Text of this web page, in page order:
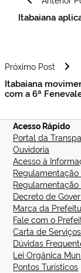
deItabaiana
Próximo Post
Itabaiana
com a 6ª
Acesso Rápido
Portal da
Ouvidoria
Acesso à
Regulamentação
Regulamentação
Decreto de
Marca da
Fale com o
Carta de Serviços
Dúvidas
Lei Orgânica
Pontos Turísticos